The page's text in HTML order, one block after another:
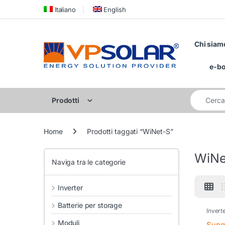
Skip to navigation
Skip to content Italiano English
Chi
e-
Prodotti
Cerca per:
Home Prodotti taggati “WiNet-S”
Naviga tra le categorie
Inverter
Batterie per storage
Moduli